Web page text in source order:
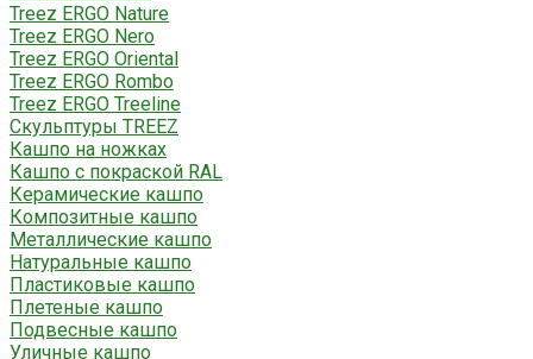
Treez ERGO Nature
Treez ERGO Nero
Treez ERGO Oriental
Treez ERGO Rombo
Treez ERGO Treeline
Скульптуры TREEZ
Кашпо на ножках
Кашпо с покраской RAL
Керамические кашпо
Композитные кашпо
Металлические кашпо
Натуральные кашпо
Пластиковые кашпо
Плетеные кашпо
Подвесные кашпо
Уличные кашпо